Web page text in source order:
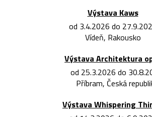
Výstava Kaws
od 3.4.2026 do
Vídeň, Rakousko
Výstava Architektura
od 25.3.2026 do
Příbram, Česká
Výstava Whispering